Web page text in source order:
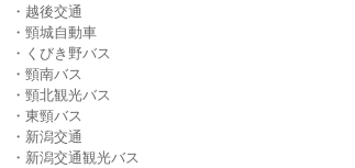
・越後交通
・頸城自動車
・くびき野バス
・頸南バス
・頸北観光バス
・東頸バス
・新潟交通
・新潟交通観光バス